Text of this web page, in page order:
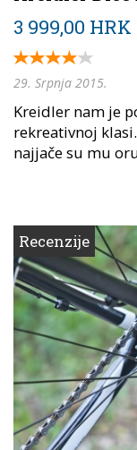
3 999,00 HRK
29. Srpnja 2015.
Kreidler nam je
rekreativnoj
najjače su mu
Recenzije